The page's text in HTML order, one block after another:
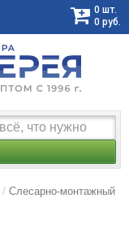
0 шт.
0 руб.
Слесарно-монтажный